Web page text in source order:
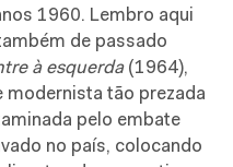
1960. Lembro aqui
de passado
à esquerda(1964),
modernista tão prezada
pelo embate
no país, colocando